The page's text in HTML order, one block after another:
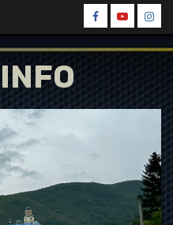
Spin
Facebook
Spin
Youtube
Spin